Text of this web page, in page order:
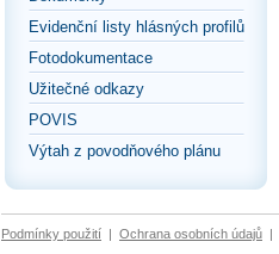
Evidenční listy hlásných profilů
Fotodokumentace
Užitečné odkazy
POVIS
Výtah z povodňového plánu
Podmínky použití | Ochrana osobních údajů |